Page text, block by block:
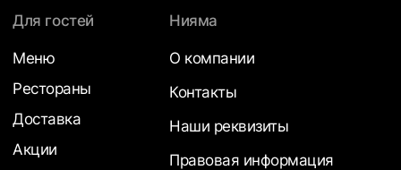
Для гостей
Меню
Рестораны
Доставка
Акции
Нияма
О компании
Контакты
Наши реквизиты
Правовая информация